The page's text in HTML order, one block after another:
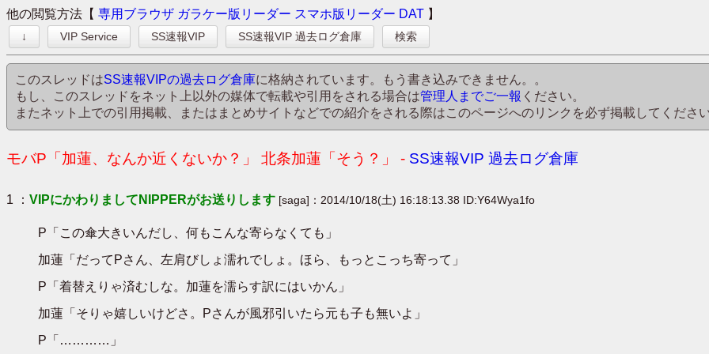
他の閲覧方法【 専用ブラウザ ガラケー版リーダー スマホ版リーダー DAT 】
↓ VIP Service SS速報VIP SS速報VIP 過去ログ倉庫 検索
このスレッドはSS速報VIPの過去ログ倉庫に格納されています。もう書き込みできません。。
もし、このスレッドをネット上以外の媒体で転載や引用をされる場合は管理人までご一報 ください。
またネット上での引用掲載、またはまとめサイトなどでの紹介をされる際はこのページへのリンクを必ず掲載してくださ
モバP「加蓮、なんか近くないか？」 北条加蓮「そう？」 - SS速報VIP 過去ログ倉庫
1 ： VIPにかわりましてNIPPERがお送りします [saga]：2014/10/18(土) 16:18:13.38 ID:Y64Wya1fo
P「この傘大きいんだし、何もこんな寄らなくても」
加蓮「だってPさん、左肩びしょ濡れでしょ。ほら、もっとこっち寄って」
P「着替えりゃ済むしな。加蓮を濡らす訳にはいかん」
加蓮「そりゃ嬉しいけどさ。Pさんが風邪引いたら元も子も無いよ」
P「…………」